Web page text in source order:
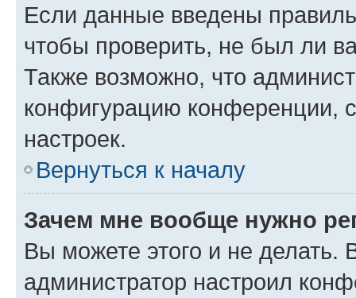
Если данные введены
чтобы проверить, не был ли
Также возможно, что
конфигурацию конференции,
настроек.
Вернуться к началу
Зачем мне вообще нужно
Вы можете этого и не делать.
администратор настроил